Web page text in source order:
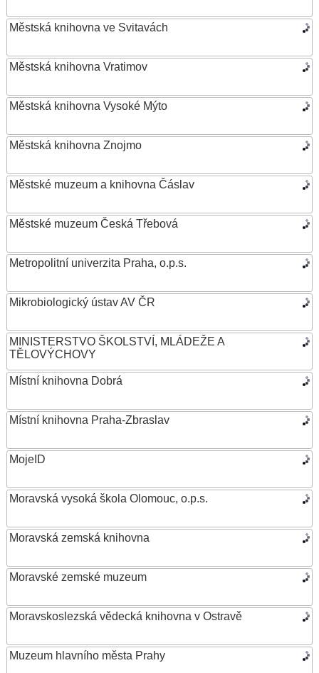
Městská knihovna ve Svitavách
Městská knihovna Vratimov
Městská knihovna Vysoké Mýto
Městská knihovna Znojmo
Městské muzeum a knihovna Čáslav
Městské muzeum Česká Třebová
Metropolitní univerzita Praha, o.p.s.
Mikrobiologický ústav AV ČR
MINISTERSTVO ŠKOLSTVÍ, MLÁDEŽE A
TĚLOVÝCHOVY
Místní knihovna Dobrá
Místní knihovna Praha-Zbraslav
MojeID
Moravská vysoká škola Olomouc, o.p.s.
Moravská zemská knihovna
Moravské zemské muzeum
Moravskoslezská vědecká knihovna v Ostravě
Muzeum hlavního města Prahy